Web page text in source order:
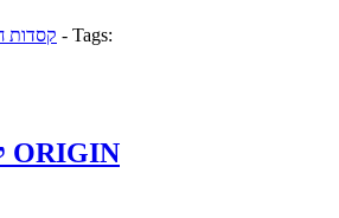
קסדות חצי 3/4 - Tags:
קסדת אופנוע 3/4 ORIGIN